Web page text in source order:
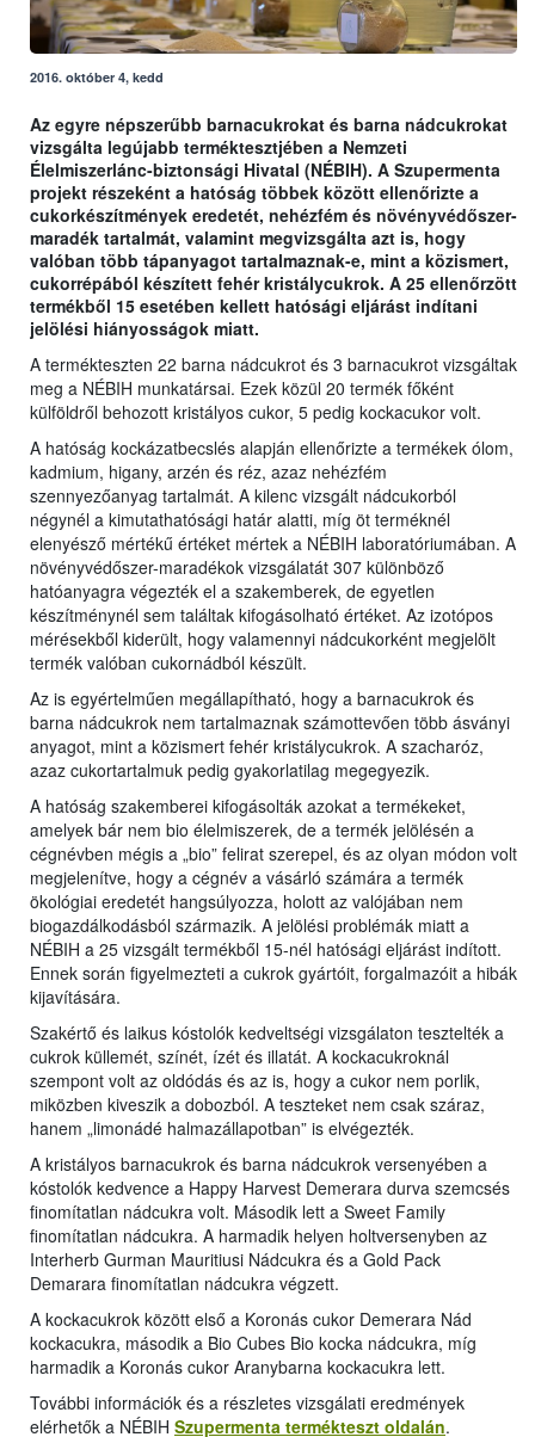
2016. október 4, kedd
Az egyre népszerűbb barnacukrokat és barna nádcukrokat
vizsgálta legújabb terméktesztjében a Nemzeti
Élelmiszerlánc-biztonsági Hivatal (NÉBIH). A Szupermenta
projekt részeként a hatóság többek között ellenőrizte a
cukorkészítmények eredetét, nehézfém és növényvédőszer-
maradék tartalmát, valamint megvizsgálta azt is, hogy
valóban több tápanyagot tartalmaznak-e, mint a közismert,
cukorrépából készített fehér kristálycukrok. A 25 ellenőrzött
termékből 15 esetében kellett hatósági eljárást indítani
jelölési hiányosságok miatt.
A termékteszten 22 barna nádcukrot és 3 barnacukrot vizsgáltak
meg a NÉBIH munkatársai. Ezek közül 20 termék főként
külföldről behozott kristályos cukor, 5 pedig kockacukor volt.
A hatóság kockázatbecslés alapján ellenőrizte a termékek ólom,
kadmium, higany, arzén és réz, azaz nehézfém
szennyezőanyag tartalmát. A kilenc vizsgált nádcukorból
négynél a kimutathatósági határ alatti, míg öt terméknél
elenyésző mértékű értéket mértek a NÉBIH laboratóriumában. A
növényvédőszer-maradékok vizsgálatát 307 különböző
hatóanyagra végezték el a szakemberek, de egyetlen
készítménynél sem találtak kifogásolható értéket. Az izotópos
mérésekből kiderült, hogy valamennyi nádcukorként megjelölt
termék valóban cukornádból készült.
Az is egyértelműen megállapítható, hogy a barnacukrok és
barna nádcukrok nem tartalmaznak számottevően több ásványi
anyagot, mint a közismert fehér kristálycukrok. A szacharóz,
azaz cukortartalmuk pedig gyakorlatilag megegyezik.
A hatóság szakemberei kifogásolták azokat a termékeket,
amelyek bár nem bio élelmiszerek, de a termék jelölésén a
cégnévben mégis a „bio” felirat szerepel, és az olyan módon volt
megjelenítve, hogy a cégnév a vásárló számára a termék
ökológiai eredetét hangsúlyozza, holott az valójában nem
biogazdálkodásból származik. A jelölési problémák miatt a
NÉBIH a 25 vizsgált termékből 15-nél hatósági eljárást indított.
Ennek során figyelmezteti a cukrok gyártóit, forgalmazóit a hibák
kijavítására.
Szakértő és laikus kóstolók kedveltségi vizsgálaton tesztelték a
cukrok küllemét, színét, ízét és illatát. A kockacukroknál
szempont volt az oldódás és az is, hogy a cukor nem porlik,
miközben kiveszik a dobozból. A teszteket nem csak száraz,
hanem „limonádé halmazállapotban” is elvégezték.
A kristályos barnacukrok és barna nádcukrok versenyében a
kóstolók kedvence a Happy Harvest Demerara durva szemcsés
finomítatlan nádcukra volt. Második lett a Sweet Family
finomítatlan nádcukra. A harmadik helyen holtversenyben az
Interherb Gurman Mauritiusi Nádcukra és a Gold Pack
Demarara finomítatlan nádcukra végzett.
A kockacukrok között első a Koronás cukor Demerara Nád
kockacukra, második a Bio Cubes Bio kocka nádcukra, míg
harmadik a Koronás cukor Aranybarna kockacukra lett.
További információk és a részletes vizsgálati eredmények
elérhetők a NÉBIH Szupermenta termékteszt oldalán.